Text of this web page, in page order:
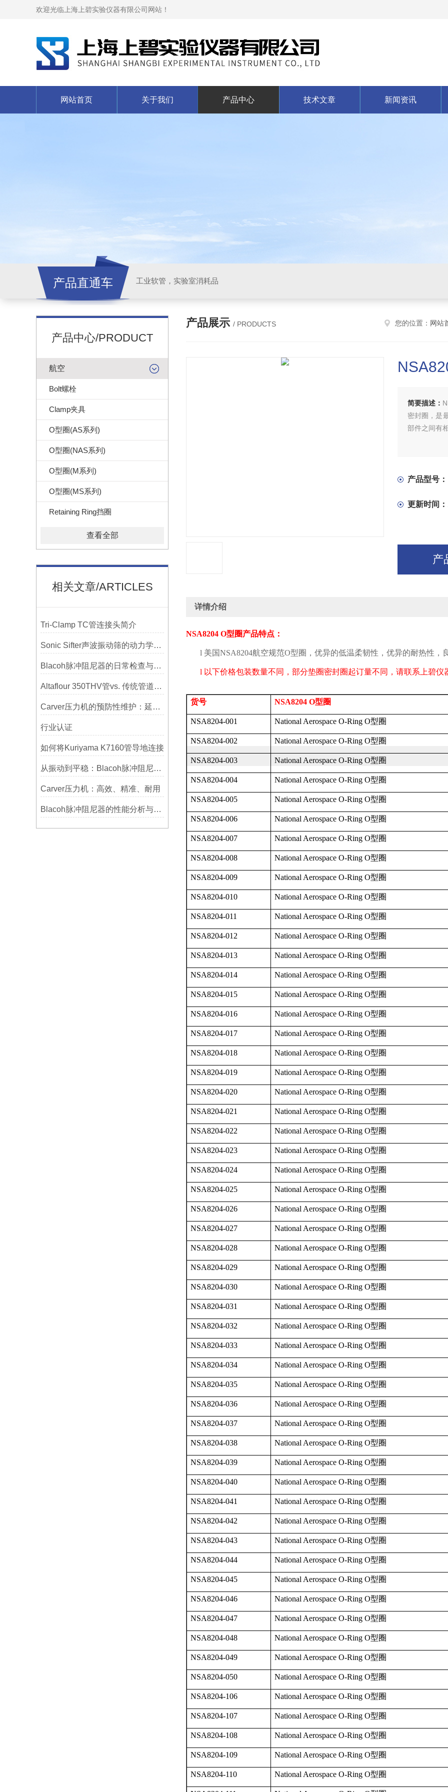
欢迎光临上海上碧实验仪器有限公司网站！
网站首页 关于我们 产品中心 技术文章 新闻资讯
产品直通车 工业软管，实验室消耗品
产品中心/PRODUCT
航空
Bolt螺栓
Clamp夹具
O型圈(AS系列)
O型圈(NAS系列)
O型圈(M系列)
O型圈(MS系列)
Retaining Ring挡圈
查看全部
相关文章/ARTICLES
Tri-Clamp TC管连接头简介
Sonic Sifter声波振动筛的动力学模拟与性能分析
Blacoh脉冲阻尼器的日常检查与预防性维护清单
Altaflour 350THV管vs. 传统管道：谁更耐用？
Carver压力机的预防性维护：延长使用寿命的技巧
行业认证
如何将Kuriyama K7160管导地连接
从振动到平稳：Blacoh脉冲阻尼器在泵系统中的应用
Carver压力机：高效、精准、耐用
Blacoh脉冲阻尼器的性能分析与测试方法
产品展示 / PRODUCTS 您的位置： 网站
简要描述：
密封圈，是
部件之间有
产品型号：
更新时间：
产
详情介绍
NSA8204 O型圈产品特点：
l 美国NSA8204航空规范O型圈，优异的低温柔韧性，优异的耐热性，
l 以下价格包装数量不同，部分垫圈密封圈起订量不同，请联系上碧仪
货号 NSA8204 O型圈
NSA8204-001 National Aerospace O-Ring O型圈
NSA8204-002 National Aerospace O-Ring O型圈
NSA8204-003 National Aerospace O-Ring O型圈
NSA8204-004 National Aerospace O-Ring O型圈
NSA8204-005 National Aerospace O-Ring O型圈
NSA8204-006 National Aerospace O-Ring O型圈
NSA8204-007 National Aerospace O-Ring O型圈
NSA8204-008 National Aerospace O-Ring O型圈
NSA8204-009 National Aerospace O-Ring O型圈
NSA8204-010 National Aerospace O-Ring O型圈
NSA8204-011 National Aerospace O-Ring O型圈
NSA8204-012 National Aerospace O-Ring O型圈
NSA8204-013 National Aerospace O-Ring O型圈
NSA8204-014 National Aerospace O-Ring O型圈
NSA8204-015 National Aerospace O-Ring O型圈
NSA8204-016 National Aerospace O-Ring O型圈
NSA8204-017 National Aerospace O-Ring O型圈
NSA8204-018 National Aerospace O-Ring O型圈
NSA8204-019 National Aerospace O-Ring O型圈
NSA8204-020 National Aerospace O-Ring O型圈
NSA8204-021 National Aerospace O-Ring O型圈
NSA8204-022 National Aerospace O-Ring O型圈
NSA8204-023 National Aerospace O-Ring O型圈
NSA8204-024 National Aerospace O-Ring O型圈
NSA8204-025 National Aerospace O-Ring O型圈
NSA8204-026 National Aerospace O-Ring O型圈
NSA8204-027 National Aerospace O-Ring O型圈
NSA8204-028 National Aerospace O-Ring O型圈
NSA8204-029 National Aerospace O-Ring O型圈
NSA8204-030 National Aerospace O-Ring O型圈
NSA8204-031 National Aerospace O-Ring O型圈
NSA8204-032 National Aerospace O-Ring O型圈
NSA8204-033 National Aerospace O-Ring O型圈
NSA8204-034 National Aerospace O-Ring O型圈
NSA8204-035 National Aerospace O-Ring O型圈
NSA8204-036 National Aerospace O-Ring O型圈
NSA8204-037 National Aerospace O-Ring O型圈
NSA8204-038 National Aerospace O-Ring O型圈
NSA8204-039 National Aerospace O-Ring O型圈
NSA8204-040 National Aerospace O-Ring O型圈
NSA8204-041 National Aerospace O-Ring O型圈
NSA8204-042 National Aerospace O-Ring O型圈
NSA8204-043 National Aerospace O-Ring O型圈
NSA8204-044 National Aerospace O-Ring O型圈
NSA8204-045 National Aerospace O-Ring O型圈
NSA8204-046 National Aerospace O-Ring O型圈
NSA8204-047 National Aerospace O-Ring O型圈
NSA8204-048 National Aerospace O-Ring O型圈
NSA8204-049 National Aerospace O-Ring O型圈
NSA8204-050 National Aerospace O-Ring O型圈
NSA8204-106 National Aerospace O-Ring O型圈
NSA8204-107 National Aerospace O-Ring O型圈
NSA8204-108 National Aerospace O-Ring O型圈
NSA8204-109 National Aerospace O-Ring O型圈
NSA8204-110 National Aerospace O-Ring O型圈